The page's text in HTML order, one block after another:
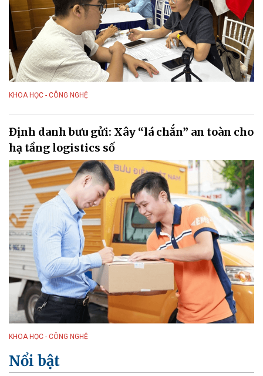
KHOA HỌC - CÔNG NGHỆ
Định danh bưu gửi: Xây “lá chắn” an toàn cho
hạ tầng logistics số
KHOA HỌC - CÔNG NGHỆ
Nổi bật